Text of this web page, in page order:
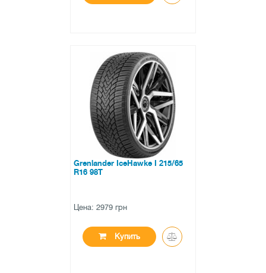
есть в наличии
0 отзывов
Grenlander IceHawke I 215/65
R16 98T
Цена: 2979 грн
Купить